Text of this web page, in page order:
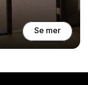
Se mer